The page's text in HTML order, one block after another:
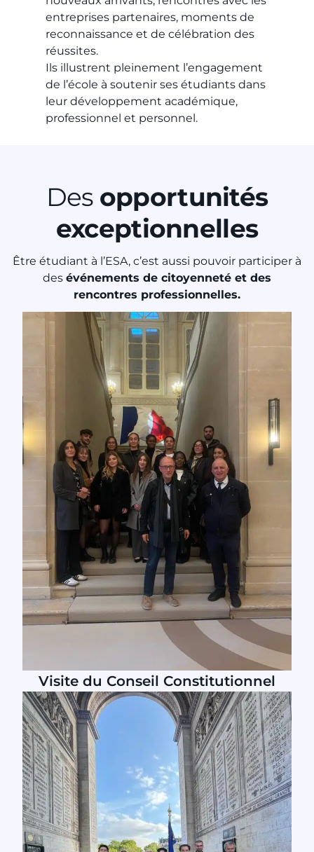
entreprises partenaires, moments de
reconnaissance et de célébration des
réussites.
Ils illustrent pleinement l’engagement
de l’école à soutenir ses étudiants dans
leur développement académique,
professionnel et personnel.
Des opportunités
exceptionnelles
Être étudiant à l’ESA, c’est aussi pouvoir participer à
des événements de citoyenneté et des
rencontres professionnelles.
Visite du Conseil Constitutionnel